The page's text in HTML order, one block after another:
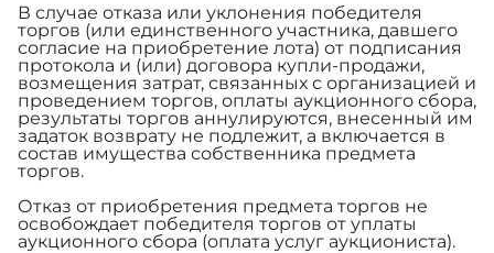
В случае отказа или уклонения победителя
торгов (или единственного участника, давшего
согласие на приобретение лота) от подписания
протокола и (или) договора купли-продажи,
возмещения затрат, связанных с организацией и
проведением торгов, оплаты аукционного сбора,
результаты торгов аннулируются, внесенный им
задаток возврату не подлежит, а включается в
состав имущества собственника предмета
торгов.
Отказ от приобретения предмета торгов не
освобождает победителя торгов от уплаты
аукционного сбора (оплата услуг аукциониста).